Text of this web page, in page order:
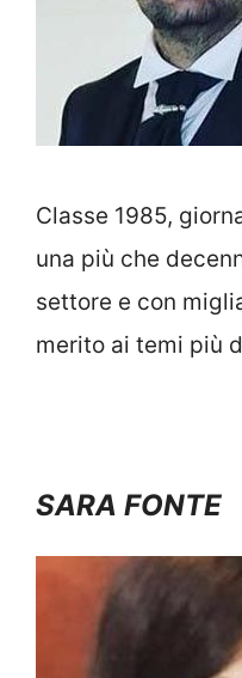
Classe 1985,
una più che
settore e con
merito ai temi più
SARA FONTE